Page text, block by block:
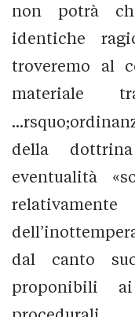
non potrà
identiche
troveremo al
materiale
della
eventualità
dal canto
proponibili